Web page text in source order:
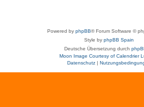
Powered by phpBB® Forum Software ©
Style by phpBB Spain
Deutsche Übersetzung durch
Moon Image Courtesy of Calendrier
Datenschutz|